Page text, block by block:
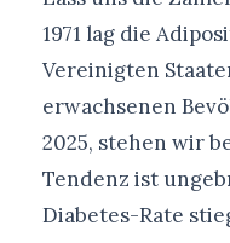
1971 lag die
Vereinigten
erwachsenen
2025, stehen wir
Tendenz ist
Diabetes-Rate